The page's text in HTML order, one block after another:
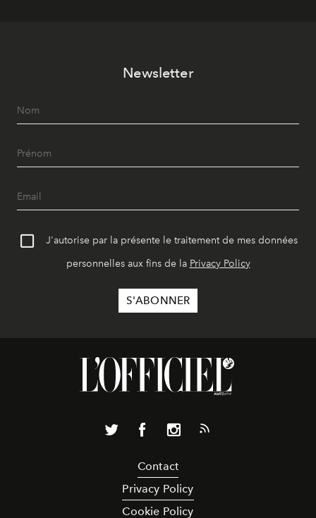
Newsletter
J'autorise par la présente le traitement de mes données
personnelles aux fins de la Privacy Policy
Contact
Privacy Policy
Cookie Policy